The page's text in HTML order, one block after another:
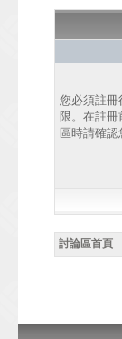
您必須註冊
限。在註
區時請確認
討論區首頁